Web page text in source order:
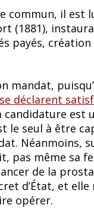
commun, il est
(1881),
payés,
mandat,
déclarent
est
le seul à être
Néanmoins,
pas même sa
de la
d’État, et
opérer.